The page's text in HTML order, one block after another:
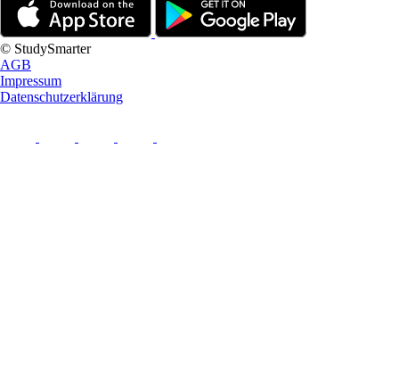
© StudySmarter
AGB
Impressum
Datenschutzerklärung